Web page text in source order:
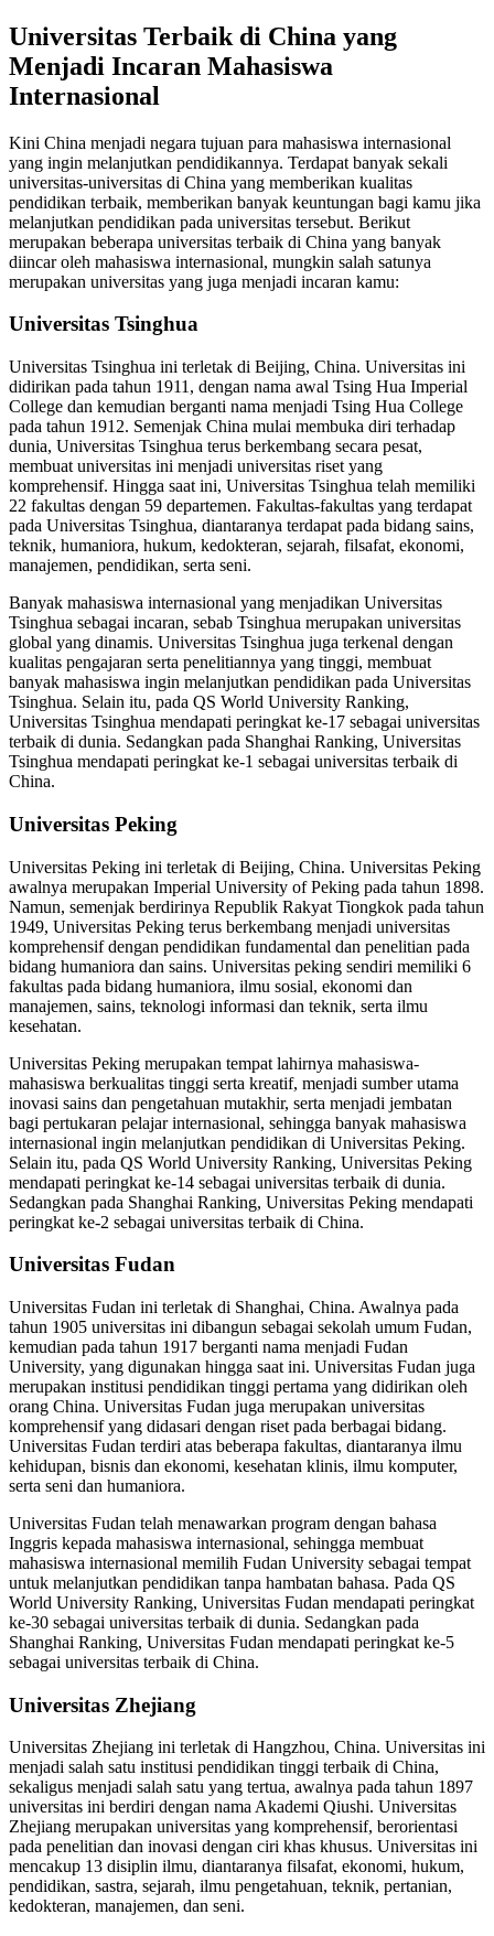
Universitas Terbaik di China yang
Menjadi Incaran Mahasiswa
Internasional
Kini China menjadi negara tujuan para mahasiswa internasional
yang ingin melanjutkan pendidikannya. Terdapat banyak sekali
universitas-universitas di China yang memberikan kualitas
pendidikan terbaik, memberikan banyak keuntungan bagi kamu jika
melanjutkan pendidikan pada universitas tersebut. Berikut
merupakan beberapa universitas terbaik di China yang banyak
diincar oleh mahasiswa internasional, mungkin salah satunya
merupakan universitas yang juga menjadi incaran kamu:
Universitas Tsinghua
Universitas Tsinghua ini terletak di Beijing, China. Universitas ini
didirikan pada tahun 1911, dengan nama awal Tsing Hua Imperial
College dan kemudian berganti nama menjadi Tsing Hua College
pada tahun 1912. Semenjak China mulai membuka diri terhadap
dunia, Universitas Tsinghua terus berkembang secara pesat,
membuat universitas ini menjadi universitas riset yang
komprehensif. Hingga saat ini, Universitas Tsinghua telah memiliki
22 fakultas dengan 59 departemen. Fakultas-fakultas yang terdapat
pada Universitas Tsinghua, diantaranya terdapat pada bidang sains,
teknik, humaniora, hukum, kedokteran, sejarah, filsafat, ekonomi,
manajemen, pendidikan, serta seni.
Banyak mahasiswa internasional yang menjadikan Universitas
Tsinghua sebagai incaran, sebab Tsinghua merupakan universitas
global yang dinamis. Universitas Tsinghua juga terkenal dengan
kualitas pengajaran serta penelitiannya yang tinggi, membuat
banyak mahasiswa ingin melanjutkan pendidikan pada Universitas
Tsinghua. Selain itu, pada QS World University Ranking,
Universitas Tsinghua mendapati peringkat ke-17 sebagai universitas
terbaik di dunia. Sedangkan pada Shanghai Ranking, Universitas
Tsinghua mendapati peringkat ke-1 sebagai universitas terbaik di
China.
Universitas Peking
Universitas Peking ini terletak di Beijing, China. Universitas Peking
awalnya merupakan Imperial University of Peking pada tahun 1898.
Namun, semenjak berdirinya Republik Rakyat Tiongkok pada tahun
1949, Universitas Peking terus berkembang menjadi universitas
komprehensif dengan pendidikan fundamental dan penelitian pada
bidang humaniora dan sains. Universitas peking sendiri memiliki 6
fakultas pada bidang humaniora, ilmu sosial, ekonomi dan
manajemen, sains, teknologi informasi dan teknik, serta ilmu
kesehatan.
Universitas Peking merupakan tempat lahirnya mahasiswa-
mahasiswa berkualitas tinggi serta kreatif, menjadi sumber utama
inovasi sains dan pengetahuan mutakhir, serta menjadi jembatan
bagi pertukaran pelajar internasional, sehingga banyak mahasiswa
internasional ingin melanjutkan pendidikan di Universitas Peking.
Selain itu, pada QS World University Ranking, Universitas Peking
mendapati peringkat ke-14 sebagai universitas terbaik di dunia.
Sedangkan pada Shanghai Ranking, Universitas Peking mendapati
peringkat ke-2 sebagai universitas terbaik di China.
Universitas Fudan
Universitas Fudan ini terletak di Shanghai, China. Awalnya pada
tahun 1905 universitas ini dibangun sebagai sekolah umum Fudan,
kemudian pada tahun 1917 berganti nama menjadi Fudan
University, yang digunakan hingga saat ini. Universitas Fudan juga
merupakan institusi pendidikan tinggi pertama yang didirikan oleh
orang China. Universitas Fudan juga merupakan universitas
komprehensif yang didasari dengan riset pada berbagai bidang.
Universitas Fudan terdiri atas beberapa fakultas, diantaranya ilmu
kehidupan, bisnis dan ekonomi, kesehatan klinis, ilmu komputer,
serta seni dan humaniora.
Universitas Fudan telah menawarkan program dengan bahasa
Inggris kepada mahasiswa internasional, sehingga membuat
mahasiswa internasional memilih Fudan University sebagai tempat
untuk melanjutkan pendidikan tanpa hambatan bahasa. Pada QS
World University Ranking, Universitas Fudan mendapati peringkat
ke-30 sebagai universitas terbaik di dunia. Sedangkan pada
Shanghai Ranking, Universitas Fudan mendapati peringkat ke-5
sebagai universitas terbaik di China.
Universitas Zhejiang
Universitas Zhejiang ini terletak di Hangzhou, China. Universitas ini
menjadi salah satu institusi pendidikan tinggi terbaik di China,
sekaligus menjadi salah satu yang tertua, awalnya pada tahun 1897
universitas ini berdiri dengan nama Akademi Qiushi. Universitas
Zhejiang merupakan universitas yang komprehensif, berorientasi
pada penelitian dan inovasi dengan ciri khas khusus. Universitas ini
mencakup 13 disiplin ilmu, diantaranya filsafat, ekonomi, hukum,
pendidikan, sastra, sejarah, ilmu pengetahuan, teknik, pertanian,
kedokteran, manajemen, dan seni.